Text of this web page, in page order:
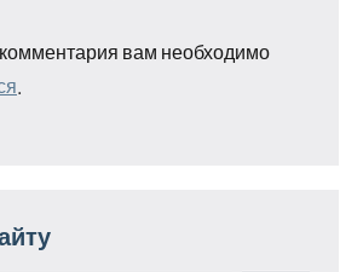
вам необходимо